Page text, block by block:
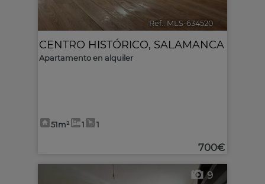
Ref.. MLS-634520 🔗
CENTRO HISTÓRICO, SALAMANCA
Apartamento en alquiler
51m² 1 1
700€
9